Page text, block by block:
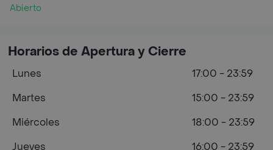
Abierto
Horarios de Apertura y Cierre
Lunes
17:00 - 23:59
Martes
15:00 - 23:59
Miércoles
18:00 - 23:59
Jueves
16:00 - 23:59